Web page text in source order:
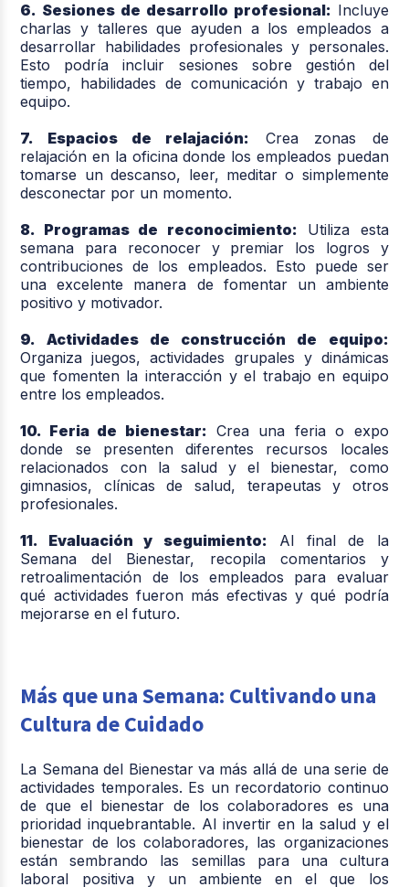
6. Sesiones de desarrollo profesional: Incluye
charlas y talleres que ayuden a los empleados a
desarrollar habilidades profesionales y personales.
Esto podría incluir sesiones sobre gestión del
tiempo, habilidades de comunicación y trabajo en
equipo.
7. Espacios de relajación: Crea zonas de
relajación en la oficina donde los empleados puedan
tomarse un descanso, leer, meditar o simplemente
desconectar por un momento.
8. Programas de reconocimiento: Utiliza esta
semana para reconocer y premiar los logros y
contribuciones de los empleados. Esto puede ser
una excelente manera de fomentar un ambiente
positivo y motivador.
9. Actividades de construcción de equipo:
Organiza juegos, actividades grupales y dinámicas
que fomenten la interacción y el trabajo en equipo
entre los empleados.
10. Feria de bienestar: Crea una feria o expo
donde se presenten diferentes recursos locales
relacionados con la salud y el bienestar, como
gimnasios, clínicas de salud, terapeutas y otros
profesionales.
11. Evaluación y seguimiento: Al final de la
Semana del Bienestar, recopila comentarios y
retroalimentación de los empleados para evaluar
qué actividades fueron más efectivas y qué podría
mejorarse en el futuro.
Más que una Semana: Cultivando una
Cultura de Cuidado
La Semana del Bienestar va más allá de una serie de
actividades temporales. Es un recordatorio continuo
de que el bienestar de los colaboradores es una
prioridad inquebrantable. Al invertir en la salud y el
bienestar de los colaboradores, las organizaciones
están sembrando las semillas para una cultura
laboral positiva y un ambiente en el que los